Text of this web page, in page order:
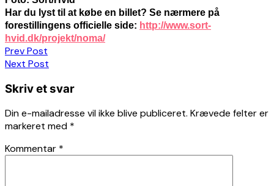
Har du lyst til at købe en billet? Se nærmere på
forestillingens officielle side: http://www.sort-
hvid.dk/projekt/noma/
Indlægsnavigation
Prev Post
Next Post
Skriv et svar
Din e-mailadresse vil ikke blive publiceret. Krævede felter er
markeret med *
Kommentar *